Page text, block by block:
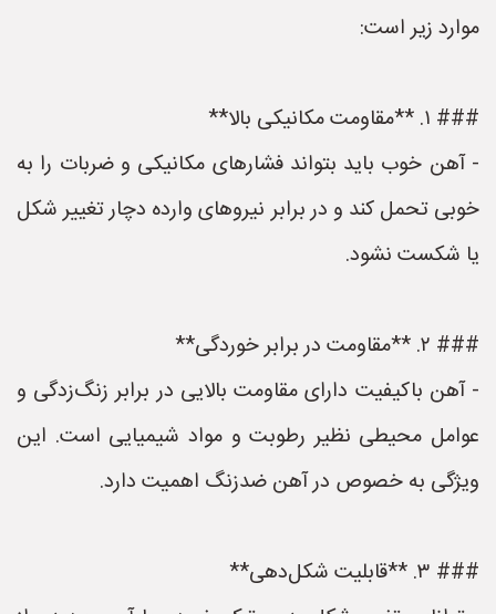
موارد زیر است:
### ۱. **مقاومت مکانیکی بالا**
- آهن خوب باید بتواند فشارهای مکانیکی و ضربات را به
خوبی تحمل کند و در برابر نیروهای وارده دچار تغییر شکل
یا شکست نشود.
### ۲. **مقاومت در برابر خوردگی**
- آهن باکیفیت دارای مقاومت بالایی در برابر زنگ‌زدگی و
عوامل محیطی نظیر رطوبت و مواد شیمیایی است. این
ویژگی به خصوص در آهن ضدزنگ اهمیت دارد.
### ۳. **قابلیت شکل‌دهی**